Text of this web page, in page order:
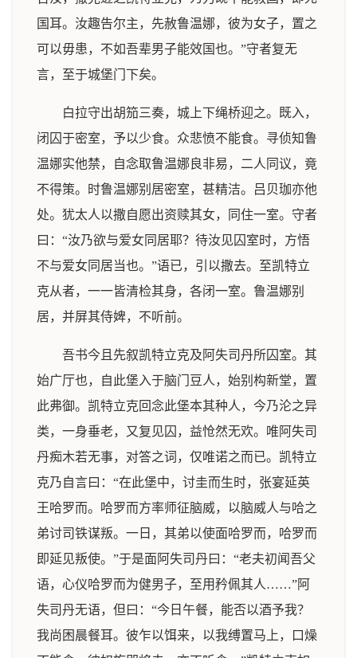
国耳。汝趣告尔主，先赦鲁温娜，彼为女子，置之
可以毋患，不如吾辈男子能效国也。”守者复无
言，至于城堡门下矣。
白拉守出胡笳三奏，城上下绳桥迎之。既入，
闭囚于密室，予以少食。众悲愤不能食。寻侦知鲁
温娜实他禁，自念取鲁温娜良非易，二人同议，竟
不得策。时鲁温娜别居密室，甚精洁。吕贝珈亦他
处。犹太人以撒自愿出资赎其女，同住一室。守者
曰：“汝乃欲与爱女同居耶？待汝见囚室时，方悟
不与爱女同居当也。”语已，引以撒去。至凯特立
克从者，一一皆清检其身，各闭一室。鲁温娜别
居，并屏其侍婢，不听前。
吾书今且先叙凯特立克及阿失司丹所囚室。其
始广厅也，自此堡入于脑门豆人，始别构新堂，置
此弗御。凯特立克回念此堡本其种人，今乃沦之异
类，一身垂老，又复见囚，益怆然无欢。唯阿失司
丹痴木若无事，对答之词，仅唯诺之而已。凯特立
克乃自言曰：“在此堡中，讨圭而生时，张宴延英
王哈罗而。哈罗而方率师征脑威，以脑威人与哈之
弟讨司铁谋叛。一日，其弟以使面哈罗而，哈罗而
即延见叛使。”于是面阿失司丹曰：“老夫初闻吾父
语，心仪哈罗而为健男子，至用矜佩其人……”阿
失司丹无语，但曰：“今日午餐，能否以酒予我？
我尚困晨餐耳。彼乍以饵来，以我缚置马上，口燥